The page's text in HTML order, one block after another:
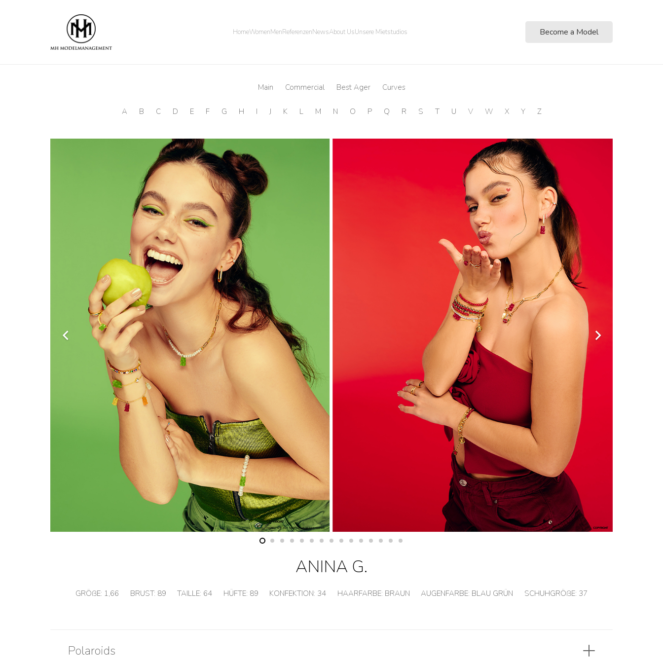
HomeWomenMenReferenzenNewsAbout UsUnsere Mietstudios Become a Model
Main Commercial Best Ager Curves
A B C D E F G H I J K L M N O P Q R S T U V W X Y Z
ANINA G.
GRÖßE: 1,66 BRUST: 89 TAILLE: 64 HÜFTE: 89 KONFEKTION: 34 HAARFARBE: BRAUN AUGENFARBE: BLAU GRÜN SCHUHGRÖßE: 37
Polaroids